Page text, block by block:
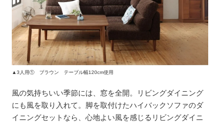
▲3人用① ブラウン テーブル幅120cm使用
風の気持ちいい季節には、窓を全開。リビングダイニング
にも風を取り入れて。脚を取付けたハイバックソファのダ
イニングセットなら、心地よい風を感じるリビングダイニ